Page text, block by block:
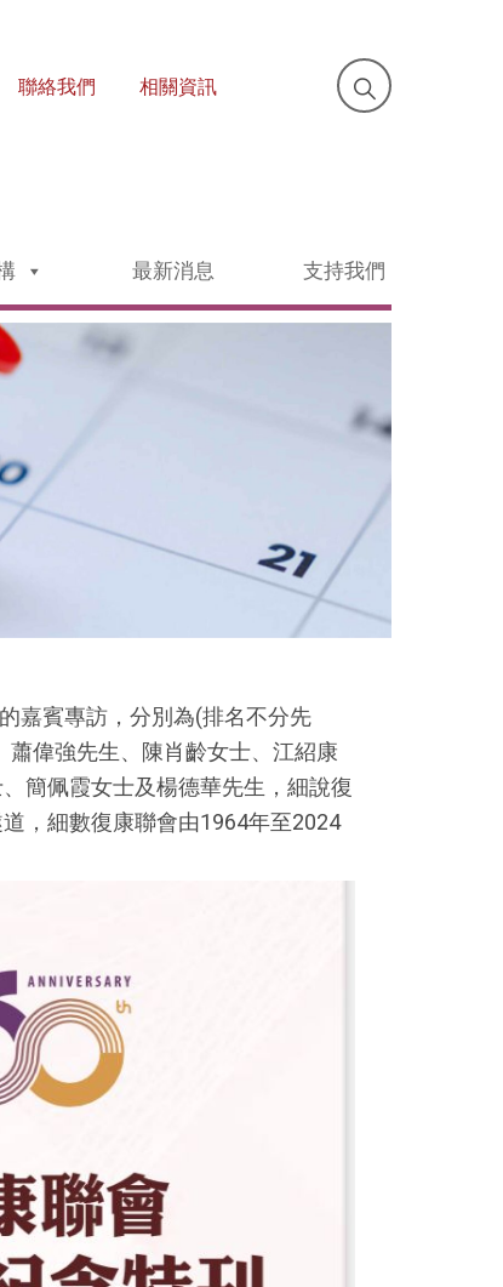
聯絡我們 相關資訊
最新消息 支持我們
嘉賓專訪，分別為(排名不分先
偉強先生、陳肖齡女士、江紹康
簡佩霞女士及楊德華先生，細說復
，細數復康聯會由1964年至2024